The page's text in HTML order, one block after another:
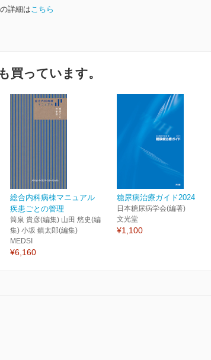
詳細はこちら
買っています。
総合内科病棟マニュアル
疾患ごとの管理
筒泉 貴彦(編集) 山田 悠史(編
集) 小坂 鎮太郎(編集)
MEDSI
¥6,160
糖尿病治療ガイド2024
日本糖尿病学会(編著)
文光堂
¥1,100